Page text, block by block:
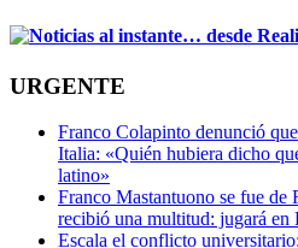
URGENTE
Franco Colapinto denunció
Italia: «Quién hubiera dicho
latino»
Franco Mastantuono se fue
recibió una multitud: jugará en
Escala el conflicto